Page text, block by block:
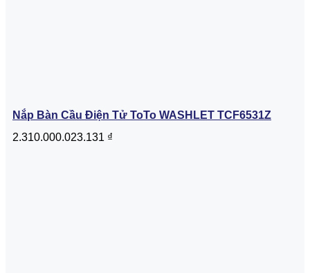
Nắp Bàn Cầu Điện Tử ToTo WASHLET TCF6531Z
2.310.000.023.131 ₫